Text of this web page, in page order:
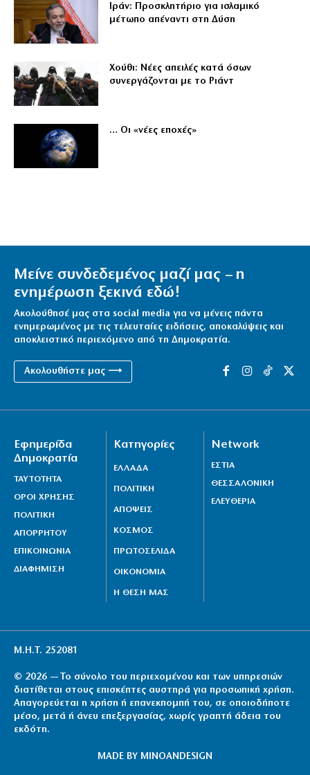
Ιράν: Προσκλητήριο για ισλαμικό
μέτωπο απέναντι στη Δύση
Χούθι: Νέες απειλές κατά όσων
συνεργάζονται με το Ριάντ
… Οι «νέες εποχές»
Μείνε συνδεδεμένος μαζί μας – η
ενημέρωση ξεκινά εδώ!
Ακολούθησέ μας στα social media για να μένεις πάντα
ενημερωμένος με τις τελευταίες ειδήσεις, αποκαλύψεις και
αποκλειστικό περιεχόμενο από τη Δημοκρατία.
Ακολουθήστε μας ⟶
Εφημερίδα
Δημοκρατία
ΤΑΥΤΟΤΗΤΑ
ΟΡΟΙ ΧΡΗΣΗΣ
ΠΟΛΙΤΙΚΗ
ΑΠΟΡΡΗΤΟΥ
ΕΠΙΚΟΙΝΩΝΙΑ
ΔΙΑΦΗΜΙΣΗ
Κατηγορίες
ΕΛΛΑΔΑ
ΠΟΛΙΤΙΚΗ
ΑΠΟΨΕΙΣ
ΚΟΣΜΟΣ
ΠΡΩΤΟΣΕΛΙΔΑ
ΟΙΚΟΝΟΜΙΑ
Η ΘΕΣΗ ΜΑΣ
Network
ΕΣΤΙΑ
ΘΕΣΣΑΛΟΝΙΚΗ
ΕΛΕΥΘΕΡΙΑ
Μ.Η.Τ. 252081
© 2026 — Το σύνολο του περιεχομένου και των υπηρεσιών
διατίθεται στους επισκέπτες αυστηρά για προσωπική χρήση.
Απαγορεύεται η χρήση ή επανεκπομπή του, σε οποιοδήποτε
μέσο, μετά ή άνευ επεξεργασίας, χωρίς γραπτή άδεια του
εκδότη.
MADE BY MINOANDESIGN